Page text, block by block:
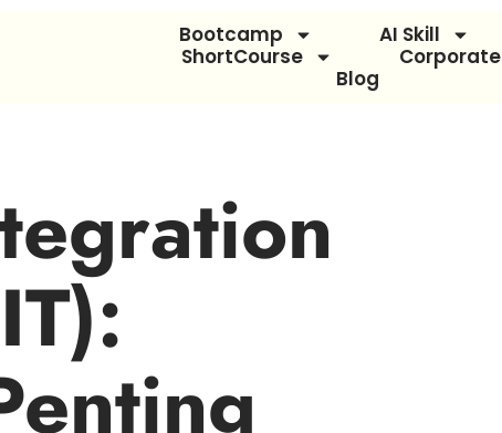
Bootcamp
AI Skill
ShortCourse
Corporate
Blog